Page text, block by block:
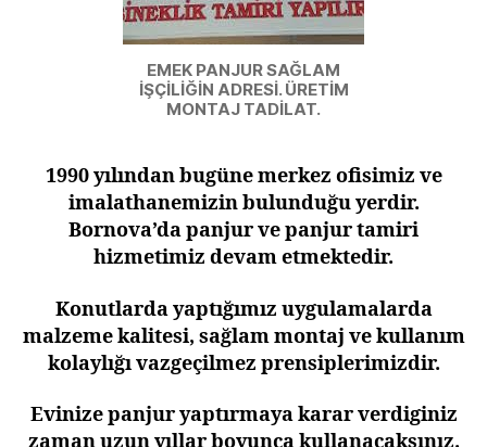
EMEK PANJUR SAĞLAM
İŞÇİLİĞİN ADRESİ. ÜRETİM
MONTAJ TADİLAT.
1990 yılından bugüne merkez ofisimiz ve
imalathanemizin bulunduğu yerdir.
Bornova’da panjur ve panjur tamiri
hizmetimiz devam etmektedir.
Konutlarda yaptığımız uygulamalarda
malzeme kalitesi, sağlam montaj ve kullanım
kolaylığı vazgeçilmez prensiplerimizdir.
Evinize panjur yaptırmaya karar verdiginiz